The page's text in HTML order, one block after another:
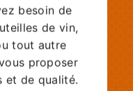
besoin de
de vin,
tout autre
proposer
et de qualité.